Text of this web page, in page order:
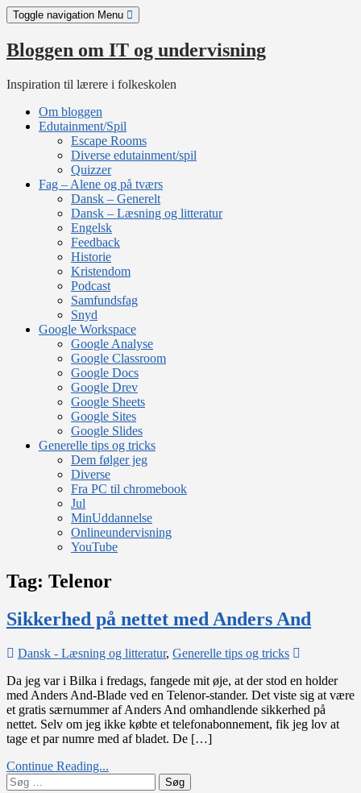
Skip
to
content
Toggle navigation Menu
Bloggen om IT og undervisning
Inspiration til lærere i folkeskolen
Om bloggen
Edutainment/Spil
Escape Rooms
Diverse edutainment/spil
Quizzer
Fag – Alene og på tværs
Dansk – Generelt
Dansk – Læsning og litteratur
Engelsk
Feedback
Historie
Kristendom
Podcast
Samfundsfag
Snyd
Google Workspace
Google Analyse
Google Classroom
Google Docs
Google Drev
Google Sheets
Google Sites
Google Slides
Generelle tips og tricks
Dem følger jeg
Diverse
Fra PC til chromebook
Jul
MinUddannelse
Onlineundervisning
YouTube
Tag: Telenor
Sikkerhed på nettet med Anders And
Dansk - Læsning og litteratur, Generelle tips og tricks
på
nettet
med
Anders
Da jeg var i Bilka i fredags, fangede mit øje, at der stod en holder
med Anders And-Blade ved en Telenor-stander. Det viste sig at være
et gratis særnummer af Anders And omhandlende sikkerhed på
nettet. Selv om jeg ikke købte et telefonabonnement, fik jeg lov at
tage et par numre med af bladet. De […]
Continue Reading...
Søg